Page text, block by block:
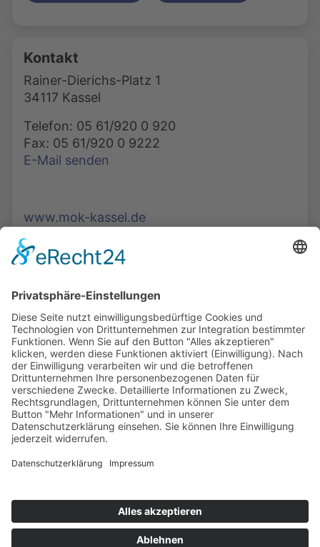
Kontakt
Rainer-Dierichs-Platz 1
34117 Kassel
Telefon: 05 61/920 0 920
Fax: 05 61/920 0 9222
E-Mail senden
www.mok-kassel.de
Podcasts, Themen und Informationen.
Entdecken Sie unser Forum für Medien, Bildung
und Demokratie - jederzeit und überall
verfügbar.
Mehr erfahren
COOKIE-EINSTELLUNGEN